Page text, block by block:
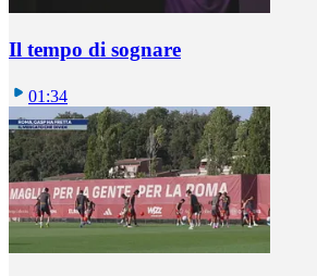
Il tempo di sognare
01:34